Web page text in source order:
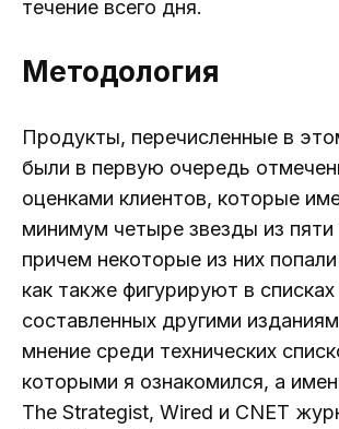
течение всего дня.
Методология
Продукты, перечисленные в
были в первую очередь
оценками клиентов, которые
минимум четыре звезды из пяти
причем некоторые из них
как также фигурируют в
составленных другими
мнение среди технических
которыми я ознакомился, а
The Strategist, Wired и CNET